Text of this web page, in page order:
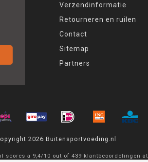
Verzendinformatie
Retourneren en ruilen
Contact
Sitemap
Partners
2026 Buitensportvoeding.nl
scores a 9,4/ 10 out of 439 klantbeoordelingen at